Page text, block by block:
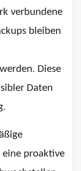
verbundene
bleiben
Diese
Daten
proaktive